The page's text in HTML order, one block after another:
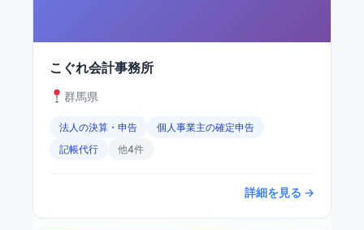
こぐれ会計事務所
群馬県
法人の決算・申告
個人事業主の確定申告
記帳代行
他4件
詳細を見る →